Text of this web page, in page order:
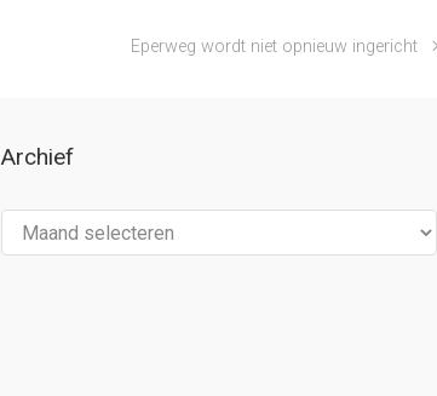
Eperweg wordt niet opnieuw ingericht
Archief